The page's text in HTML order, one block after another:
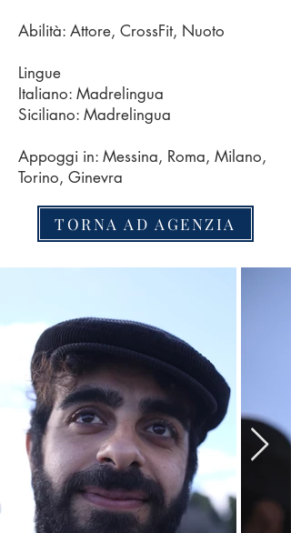
Abilità: Attore, CrossFit, Nuoto
Lingue
Italiano: Madrelingua
Siciliano: Madrelingua
Appoggi in: Messina, Roma, Milano,
Torino, Ginevra
TORNA AD AGENZIA